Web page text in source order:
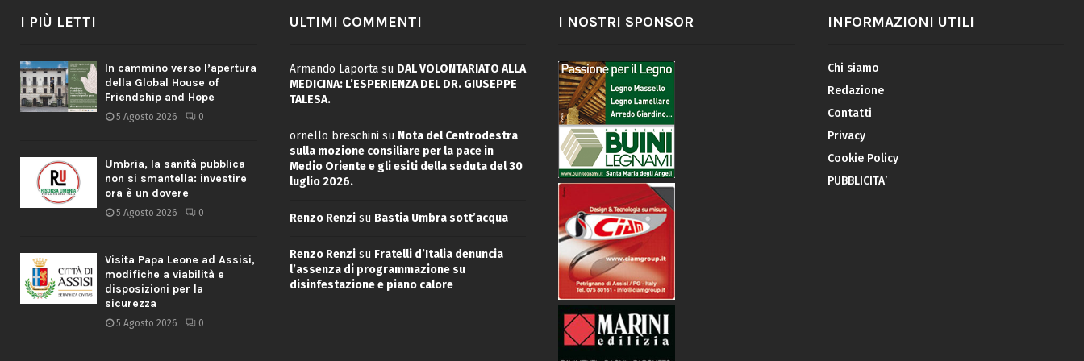
I PIÙ LETTI
In cammino verso l’apertura
della Global House of
Friendship and Hope
5 Agosto 2026 0
Umbria, la sanità pubblica
non si smantella: investire
ora è un dovere
5 Agosto 2026 0
Visita Papa Leone ad Assisi,
modifiche a viabilità e
disposizioni per la
sicurezza
5 Agosto 2026 0
ULTIMI COMMENTI
Armando Laportasu DAL VOLONTARIATO ALLA
MEDICINA: L’ESPERIENZA DEL DR. GIUSEPPE
TALESA.
ornello breschini su Nota del Centrodestra
sulla mozione consiliare per la pace in
Medio Oriente e gli esiti della seduta del 30
luglio 2026.
Renzo Renzisu Bastia Umbra sott’acqua
Renzo Renzisu Fratelli d’Italia denuncia
l’assenza di programmazione su
disinfestazione e piano calore
I NOSTRI SPONSOR INFORMAZIONI UTILI
Chi siamo
Redazione
Contatti
Privacy
Cookie Policy
PUBBLICITA’